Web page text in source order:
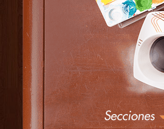
Elucidario 2.0
L'amour
La vida misma
Linearis
Retazos
Érase una vez